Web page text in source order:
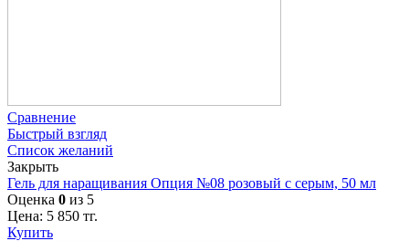
Сравнение
Быстрый взгляд
Список желаний
Закрыть
Гель для наращивания Опция №08 розовый с серым, 50 мл
Оценка 0 из 5
Цена: 5 850 тг.
Купить